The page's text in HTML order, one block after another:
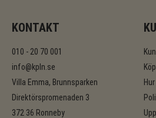
KONTAKT
010 - 20 70 001
info@kpln.se
Villa Emma, Brunnsparken
Direktörspromenaden 3
372 36 Ronneby